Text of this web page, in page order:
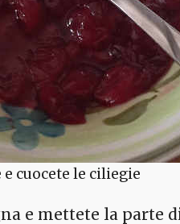
e cuocete le ciliegie
e mettete la parte